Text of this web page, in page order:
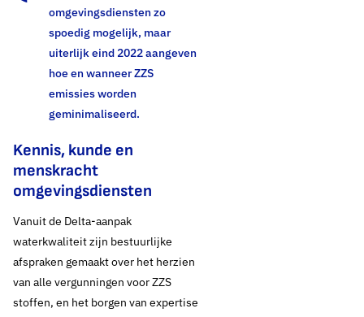
omgevingsdiensten zo
spoedig mogelijk, maar
uiterlijk eind 2022 aangeven
hoe en wanneer ZZS
emissies worden
geminimaliseerd.
Kennis, kunde en
menskracht
omgevingsdiensten
Vanuit de Delta-aanpak
waterkwaliteit zijn bestuurlijke
afspraken gemaakt over het herzien
van alle vergunningen voor ZZS
stoffen, en het borgen van expertise